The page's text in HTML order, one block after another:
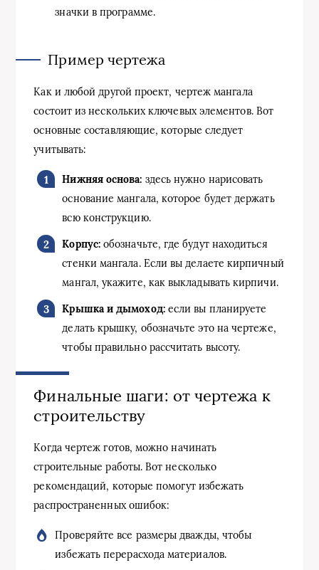
значки в программе.
Пример чертежа
Как и любой другой проект, чертеж мангала
состоит из нескольких ключевых элементов. Вот
основные составляющие, которые следует
учитывать:
Нижняя основа: здесь нужно нарисовать
основание мангала, которое будет держать
всю конструкцию.
Корпус:обозначьте, где будут находиться
стенки мангала. Если вы делаете кирпичный
мангал, укажите, как выкладывать кирпичи.
Крышка и дымоход:если вы планируете
делать крышку, обозначьте это на чертеже,
чтобы правильно рассчитать высоту.
Финальные шаги: от чертежа к
строительству
Когда чертеж готов, можно начинать
строительные работы. Вот несколько
рекомендаций, которые помогут избежать
распространенных ошибок:
Проверяйте все размеры дважды, чтобы
избежать перерасхода материалов.